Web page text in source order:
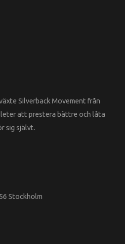
Silverback Movement från
att prestera bättre och låta
sig självt.
Stockholm